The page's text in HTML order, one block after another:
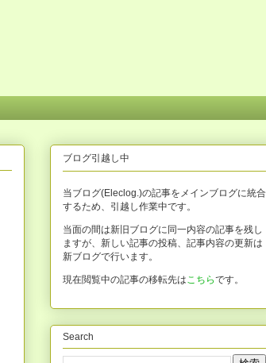
ブログ引越し中
当ブログ(Eleclog.)の記事をメインブログに統合
するため、引越し作業中です。
当面の間は新旧ブログに同一内容の記事を残し
ますが、新しい記事の投稿、記事内容の更新は
新ブログで行います。
現在閲覧中の記事の移転先は こちらです。
Search